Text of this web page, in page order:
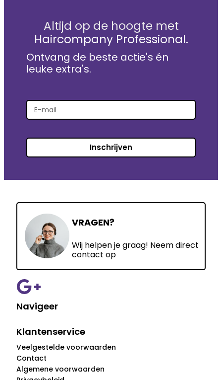
Altijd op de hoogte met
Haircompany Professional.
Ontvang de beste actie's én
leuke extra's.
Inschrijven
VRAGEN?
Wij helpen je graag! Neem direct
contact op
Navigeer
Klantenservice
Veelgestelde voorwaarden
Contact
Algemene voorwaarden